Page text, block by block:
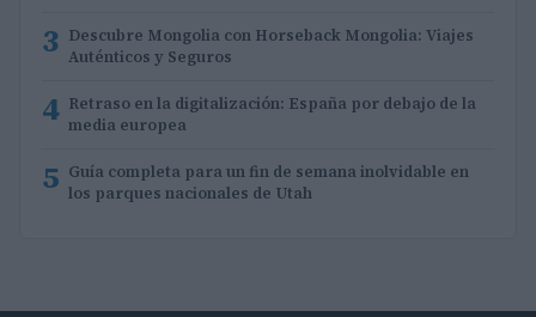
3 Descubre Mongolia con Horseback Mongolia: Viajes
Auténticos y Seguros
4 Retraso en la digitalización: España por debajo de la
media europea
5 Guía completa para un fin de semana inolvidable en
los parques nacionales de Utah